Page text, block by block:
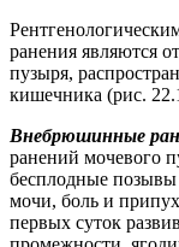
ранения являются
пузыря,
кишечника (рис.
Внебрюшинные
ранений мочевого
бесплодные позывы
мочи, боль и
первых суток